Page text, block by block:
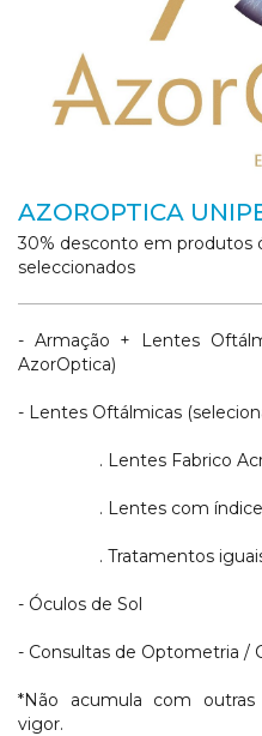
AZOROPTICA
30% desconto em produtos
seleccionados
- Armação + Lentes
AzorOptica)
- Lentes Oftálmicas
. Lentes Fabrico
. Lentes com índices
. Tratamentos iguais
- Óculos de Sol
- Consultas de Optometria /
*Não acumula com
vigor.